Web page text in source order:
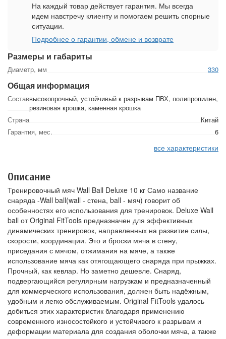
Размеры и габариты
Диаметр, мм 330
Общая информация
Составвысокопрочный, устойчивый к разрывам ПВХ, полипропилен,
резиновая крошка, каменная крошка
Страна
Китай
Гарантия, мес.
6
все характеристики
На каждый товар действует гарантия. Мы всегда
идем навстречу клиенту и помогаем решить спорные
ситуации.
Подробнее о гарантии, обмене и возврате
Описание
Тренировочный мяч Wall Ball Deluxe 10 кг Само название
снаряда -Wall ball(wall - стена, ball - мяч) говорит об
особенностях его использования для тренировок. Deluxe Wall
ball от Original FitTools предназначен для эффективных
динамических тренировок, направленных на развитие силы,
скорости, координации. Это и броски мяча в стену,
приседания с мячом, отжимания на мяче, а также
использование мяча как отягощающего снаряда при прыжках.
Прочный, как кевлар. Но заметно дешевле. Снаряд,
подвергающийся регулярным нагрузкам и предназначенный
для коммерческого использования, должен быть надёжным,
удобным и легко обслуживаемым. Original FitTools удалось
добиться этих характеристик благодаря применению
современного износостойкого и устойчивого к разрывам и
деформации материала для создания оболочки мяча, а также